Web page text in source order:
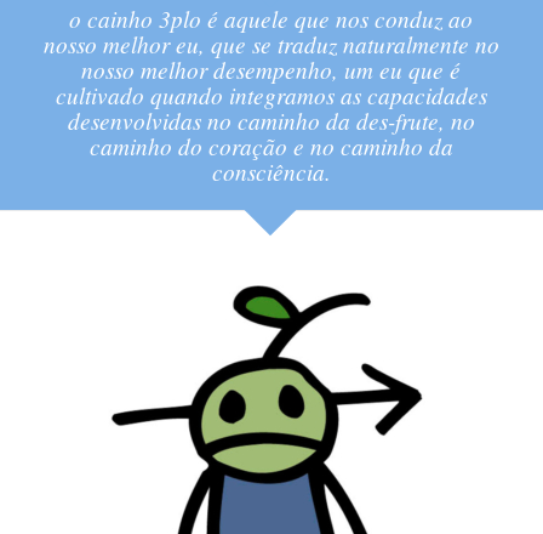
o cainho 3plo é aquele que nos conduz ao
nosso melhor eu, que se traduz naturalmente no
nosso melhor desempenho, um eu que é
cultivado quando integramos as capacidades
desenvolvidas no caminho da des-frute, no
caminho do coração e no caminho da
consciência.